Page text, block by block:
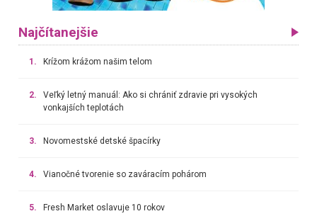
Najčítanejšie
1. Krížom krážom našim telom
2.
Veľký letný manuál: Ako si chrániť zdravie pri vysokých
vonkajších teplotách
3. Novomestské detské špacírky
4. Vianočné tvorenie so zaváracím pohárom
5. Fresh Market oslavuje 10 rokov